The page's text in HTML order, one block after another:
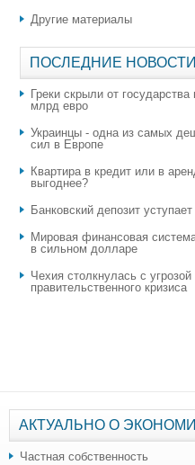
Другие материалы
ПОСЛЕДНИЕ НОВОСТИ
Греки скрыли от государства
млрд евро
Украинцы - одна из самых
сил в Европе
Квартира в кредит или в
выгоднее?
​Банковский депозит
Мировая финансовая
в сильном долларе
Чехия столкнулась с угрозой
правительственного кризиса
АКТУАЛЬНО О
Частная собственность